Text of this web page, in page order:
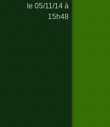
le 05/11/14 à
15h48